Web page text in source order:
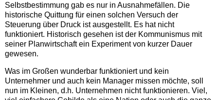
Selbstbestimmung gab es nur in Ausnahmefällen. Die
historische Quittung für einen solchen Versuch der
Steuerung über Druck ist ausgestellt. Es hat nicht
funktioniert. Historisch gesehen ist der Kommunismus mit
seiner Planwirtschaft ein Experiment von kurzer Dauer
gewesen.
Was im Großen wunderbar funktioniert und kein
Unternehmer und auch kein Manager missen möchte, soll
nun im Kleinen, d.h. Unternehmen nicht funktionieren. Viel,